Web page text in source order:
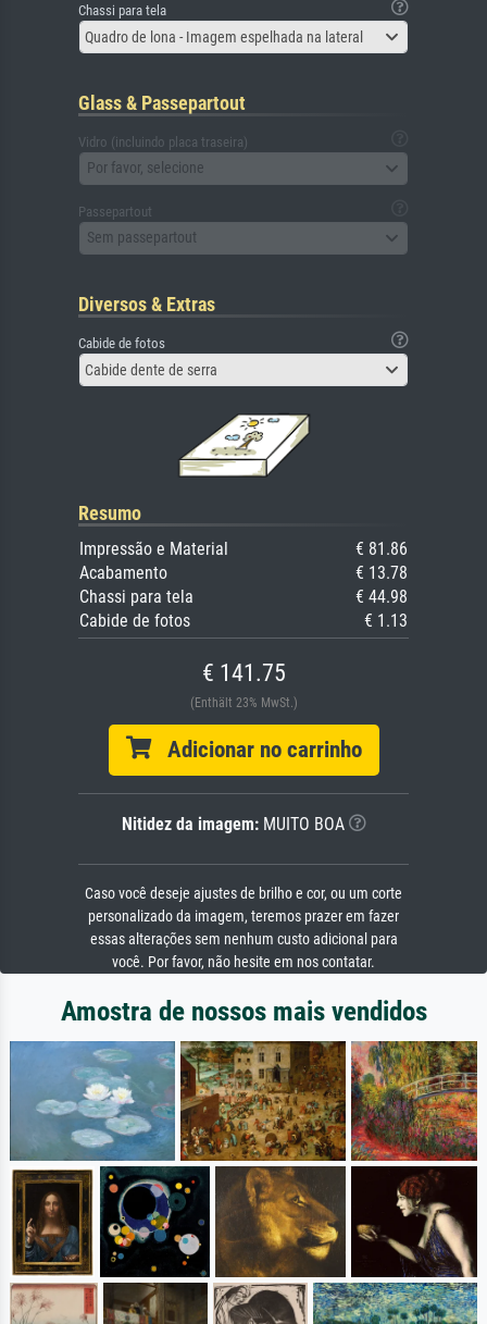
Chassi para tela
Quadro de lona - Imagem espelhada na lateral
Glass & Passepartout
Vidro (incluindo placa traseira)
Por favor, selecione
Passepartout
Sem passepartout
Diversos & Extras
Cabide de fotos
Cabide dente de serra
Resumo
Impressão e Material
€ 81.86
Acabamento
€ 13.78
Chassi para tela
€ 44.98
Cabide de fotos
€ 1.13
€ 141.75
(Enthält 23% MwSt.)
Adicionar no carrinho
Nitidez da imagem:MUITO BOA
Caso você deseje ajustes de brilho e cor, ou um corte
personalizado da imagem, teremos prazer em fazer
essas alterações sem nenhum custo adicional para
você. Por favor, não hesite em nos contatar.
Amostra de nossos mais vendidos